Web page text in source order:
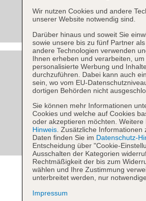
Wir nutzen Cookies und andere
unserer Website notwendig sind.
Darüber hinaus und soweit Sie
sowie unsere bis zu fünf Partner
andere Technologien verwenden
Ihnen erheben und verarbeiten,
personalisierte Werbung und
durchzuführen. Dabei kann auch
sein, wo vom EU-
dortigen Behörden nicht
Sie können mehr Informationen
Cookies und welche auf Cookies
oder akzeptieren möchten.
Hinweis . Zusätzliche
Daten finden Sie im Datenschutz-
Entscheidung über "Cookie-
Ausschalten der Kategorien
Rechtmäßigkeit der bis zum
wählen und Ihre Zustimmung
unterbreitet werden, nur
Impressum